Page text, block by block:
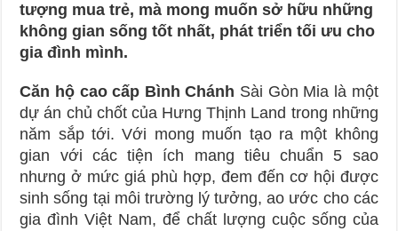
tượng mua trẻ, mà mong muốn sở hữu những
không gian sống tốt nhất, phát triển tối ưu cho
gia đình mình.
Căn hộ cao cấp Bình Chánh Sài Gòn Mia là một
dự án chủ chốt của Hưng Thịnh Land trong những
năm sắp tới. Với mong muốn tạo ra một không
gian với các tiện ích mang tiêu chuẩn 5 sao
nhưng ở mức giá phù hợp, đem đến cơ hội được
sinh sống tại môi trường lý tưởng, ao ước cho các
gia đình Việt Nam, để chất lượng cuộc sống của